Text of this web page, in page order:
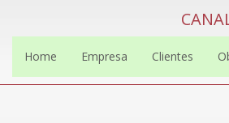
Home Empresa Clientes